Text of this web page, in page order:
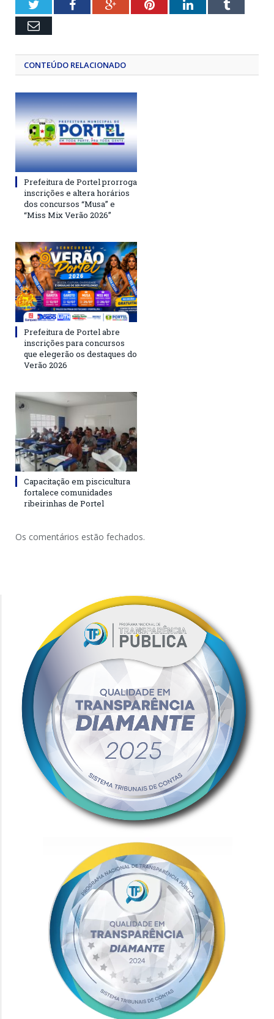
TwitterFacebookGoogle+PinterestLinkedInTumblr
Email
CONTEÚDO RELACIONADO
Prefeitura de Portel prorroga
inscrições e altera horários
dos concursos “Musa” e
“Miss Mix Verão 2026”
Prefeitura de Portel abre
inscrições para concursos
que elegerão os destaques do
Verão 2026
Capacitação em piscicultura
fortalece comunidades
ribeirinhas de Portel
Os comentários estão fechados.